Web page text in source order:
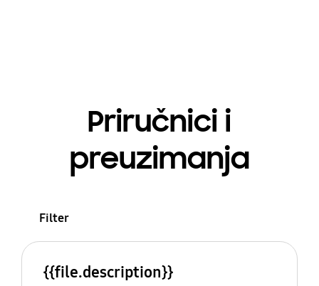
Priručnici i
preuzimanja
Filter
{{file.description}}